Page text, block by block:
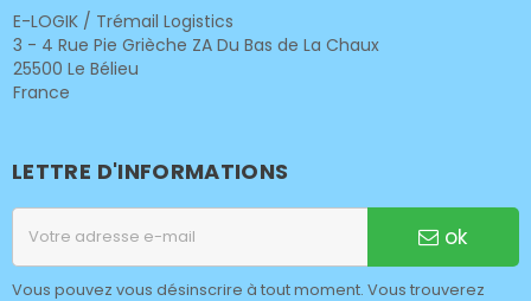
E-LOGIK / Trémail Logistics
3 - 4 Rue Pie Grièche ZA Du Bas de La Chaux
25500 Le Bélieu
France
LETTRE D'INFORMATIONS
ok
Vous pouvez vous désinscrire à tout moment. Vous trouverez